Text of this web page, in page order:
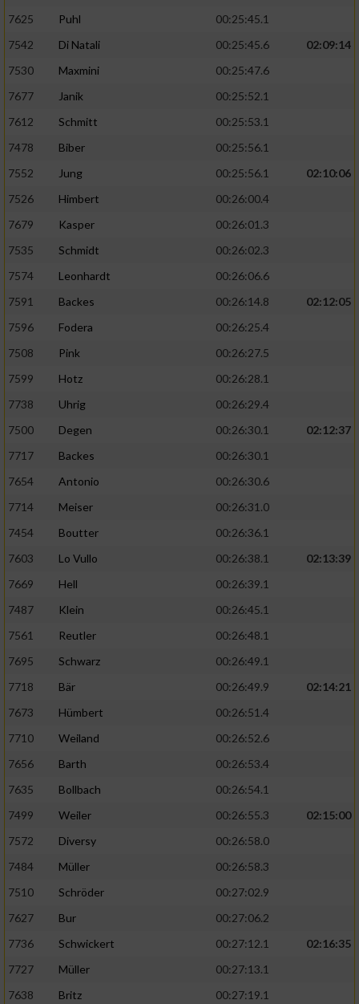
7625
Puhl
00:25:45.1
7542
Di Natali 00:25:45.6
02:09:14
7530
Maxmini
00:25:47.6
7677
Janik
00:25:52.1
7612
Schmitt
00:25:53.1
7478
Biber
00:25:56.1
7552
Jung 00:25:56.1
02:10:06
7526
Himbert
00:26:00.4
7679
Kasper
00:26:01.3
7535
Schmidt
00:26:02.3
7574
Leonhardt
00:26:06.6
7591
Backes 00:26:14.8
02:12:05
7596
Fodera
00:26:25.4
7508
Pink
00:26:27.5
7599
Hotz
00:26:28.1
7738
Uhrig
00:26:29.4
7500
Degen 00:26:30.1
02:12:37
7717
Backes
00:26:30.1
7654
Antonio
00:26:30.6
7714
Meiser
00:26:31.0
7454
Boutter
00:26:36.1
7603
Lo Vullo 00:26:38.1
02:13:39
7669
Hell
00:26:39.1
7487
Klein
00:26:45.1
7561
Reutler
00:26:48.1
7695
Schwarz
00:26:49.1
7718
Bär 00:26:49.9
02:14:21
7673
Hümbert
00:26:51.4
7710
Weiland
00:26:52.6
7656
Barth
00:26:53.4
7635
Bollbach
00:26:54.1
7499
Weiler 00:26:55.3
02:15:00
7572
Diversy
00:26:58.0
7484
Müller
00:26:58.3
7510
Schröder
00:27:02.9
7627
Bur
00:27:06.2
7736
Schwickert 00:27:12.1
02:16:35
7727
Müller
00:27:13.1
7638
Britz
00:27:19.1